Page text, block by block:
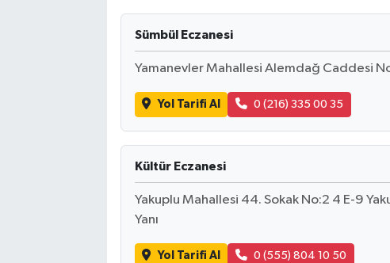
Sümbül Eczanesi
Yamanevler Mahallesi Alemdağ Caddesi
Yol Tarifi Al 0 (216) 335 00 35
Kültür Eczanesi
Yakuplu Mahallesi 44. Sokak No:2 4 E-9
Yanı
Yol Tarifi Al 0 (555) 804 10 50
Gizlilik İlkeleri - Privacy Policy